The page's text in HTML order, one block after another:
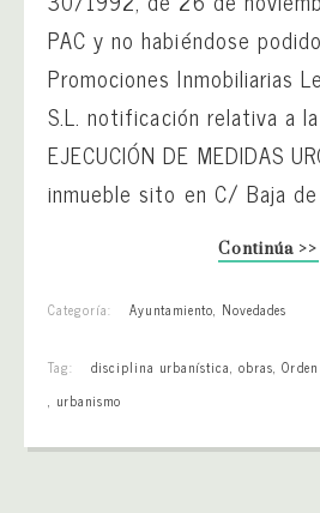
PAC y no habiéndose
Promociones Inmobiliarias
S.L. notificación relativa a la
EJECUCIÓN DE MEDIDAS
inmueble sito en C/ Baja de
Continúa >>
Categoría: Ayuntamiento, Novedades
Tag: disciplina urbanística,obras,
, urbanismo